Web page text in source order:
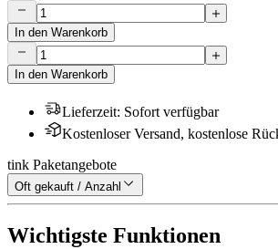
In den Warenkorb
In den Warenkorb
Lieferzeit: Sofort verfügbar
Kostenloser Versand, kostenlose
tink Paketangebote
Oft gekauft / Anzahl
Wichtigste Funktionen